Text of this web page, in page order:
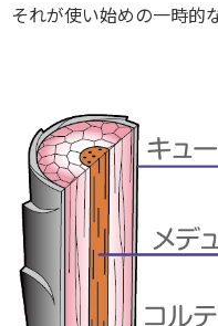
それが使い始めの一時的